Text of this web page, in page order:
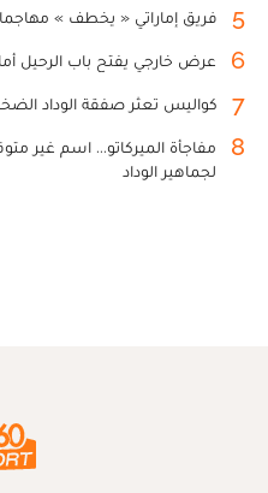
5 فريق إماراتي « يخطف » مهاجما
6 عرض خارجي يفتح باب الرحيل
7 كواليس تعثر صفقة الوداد
8
مفاجأة الميركاتو... اسم غير
لجماهير الوداد